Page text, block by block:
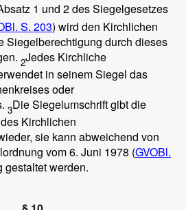
1 und 2 des Siegelgesetzes
S. 203) wird den Kirchlichen
Siegelberechtigung durch dieses
2Jedes Kirchliche
in seinem Siegel das
oder
3Die Siegelumschrift gibt die
Kirchlichen
sie kann abweichend von
vom 6. Juni 1978 (GVOBl.
werden.